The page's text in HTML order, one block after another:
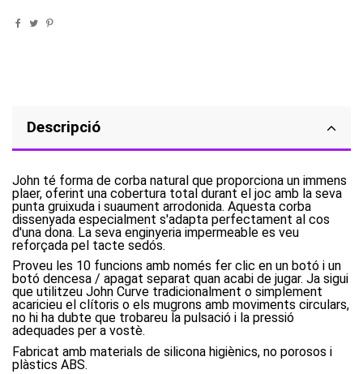
Descripció
John té forma de corba natural que proporciona un immens
plaer, oferint una cobertura total durant el joc amb la seva
punta gruixuda i suaument arrodonida. Aquesta corba
dissenyada especialment s'adapta perfectament al cos
d'una dona. La seva enginyeria impermeable es veu
reforçada pel tacte sedós.
Proveu les 10 funcions amb només fer clic en un botó i un
botó dencesa / apagat separat quan acabi de jugar. Ja sigui
que utilitzeu John Curve tradicionalment o simplement
acaricieu el clítoris o els mugrons amb moviments circulars,
no hi ha dubte que trobareu la pulsació i la pressió
adequades per a vostè.
Fabricat amb materials de silicona higiènics, no porosos i
plàstics ABS.